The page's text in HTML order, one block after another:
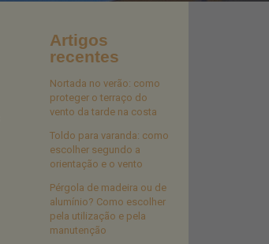
Artigos
recentes
Nortada no verão: como
proteger o terraço do
vento da tarde na costa
Toldo para varanda: como
escolher segundo a
orientação e o vento
Pérgola de madeira ou de
alumínio? Como escolher
pela utilização e pela
manutenção